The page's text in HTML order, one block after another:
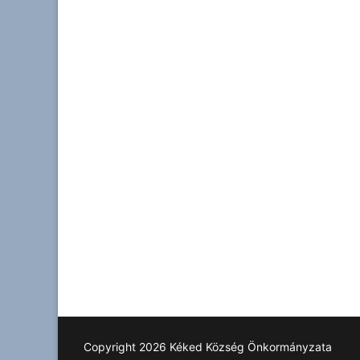
Copyright 2026 Kéked Község Önkormányzata